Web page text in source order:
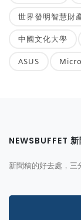
世界發明智慧財
中國文化大學
ASUS
NEWSBUFFET
新聞稿的好去處，三